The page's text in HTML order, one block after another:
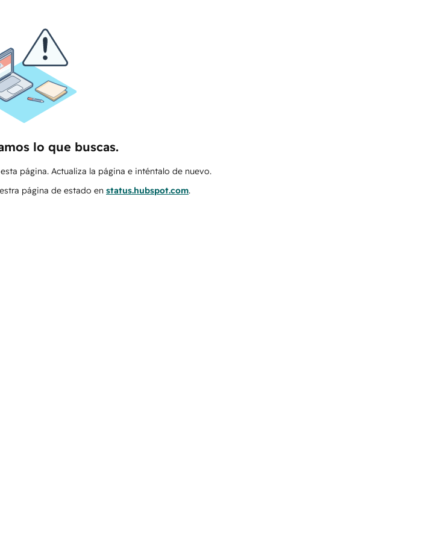
lo que buscas.
página. Actualiza la página e inténtalo de nuevo.
página de estado en status.hubspot.com.